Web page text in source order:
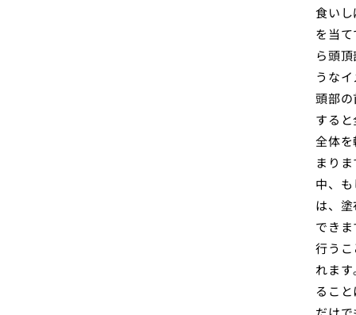
食い
を当
ら頭
うな
頭部
する
全体
まり
中、
は、
でき
行う
れま
るこ